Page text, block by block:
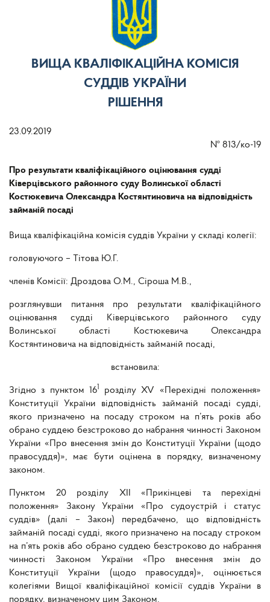
ВИЩА КВАЛІФІКАЦІЙНА КОМІСІЯ
СУДДІВ УКРАЇНИ
РІШЕННЯ
23.09.2019
№ 813/ко-19
Про результати кваліфікаційного оцінювання судді
Ківерцівського районного суду Волинської області
Костюкевича Олександра Костянтиновича на відповідність
займаній посаді
Вища кваліфікаційна комісія суддів України у складі колегії:
головуючого – Тітова Ю.Г.
членів Комісії: Дроздова О.М., Сіроша М.В.,
розглянувши питання про результати кваліфікаційного
оцінювання судді Ківерцівського районного суду
Волинської області Костюкевича Олександра
Костянтиновича на відповідність займаній посаді,
встановила:
Згідно з пунктом 16
розділу XV «Перехідні положення»
Конституції України відповідність займаній посаді судді,
якого призначено на посаду строком на п’ять років або
обрано суддею безстроково до набрання чинності Законом
України «Про внесення змін до Конституції України (щодо
правосуддя)», має бути оцінена в порядку, визначеному
законом.
Пунктом 20 розділу XII «Прикінцеві та перехідні
положення» Закону України «Про судоустрій і статус
суддів» (далі – Закон) передбачено, що відповідність
займаній посаді судді, якого призначено на посаду строком
на п’ять років або обрано суддею безстроково до набрання
чинності Законом України «Про внесення змін до
Конституції України (щодо правосуддя)», оцінюється
колегіями Вищої кваліфікаційної комісії суддів України в
порядку, визначеному цим Законом.